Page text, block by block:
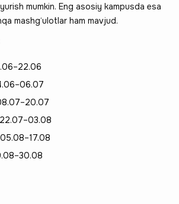
mumkin. Eng asosiy kampusda esa
mashg‘ulotlar ham mavjud.